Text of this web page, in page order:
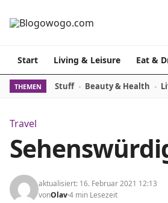
Start Living & Leisure Eat &
THEMEN Stuff Beauty & Health
Travel
aktualisiert: 16. Februar 2021 12:13
vonOlav4 min Lesezeit